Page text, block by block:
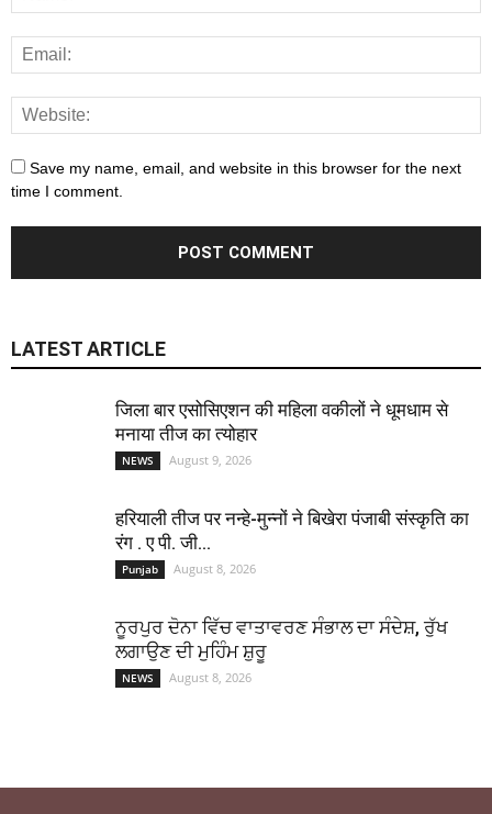
Save my name, email, and website in this browser for the next
time I comment.
LATEST ARTICLE
जिला बार एसोसिएशन की महिला वकीलों ने धूमधाम से
मनाया तीज का त्योहार
NEWS August 9, 2026
हरियाली तीज पर नन्हे-मुन्नों ने बिखेरा पंजाबी संस्कृति का
रंग . ए पी. जी...
Punjab August 8, 2026
ਨੂਰਪੁਰ ਦੋਨਾ ਵਿੱਚ ਵਾਤਾਵਰਣ ਸੰਭਾਲ ਦਾ ਸੰਦੇਸ਼, ਰੁੱਖ
ਲਗਾਉਣ ਦੀ ਮੁਹਿੰਮ ਸ਼ੁਰੂ
NEWS August 8, 2026